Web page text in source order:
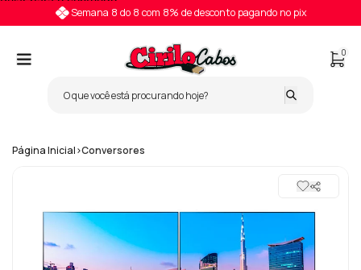
Semana 8 do 8 com 8% de desconto pagando no pix
0
Página Inicial>Conversores